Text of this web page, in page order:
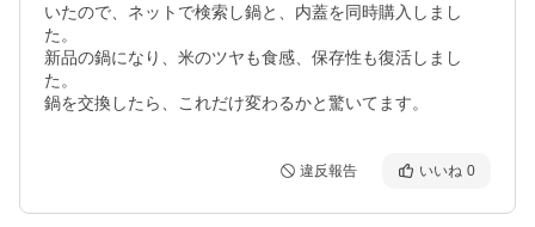
いたので、ネットで検索し鍋と、内蓋を同時購入しまし
た。
新品の鍋になり、米のツヤも食感、保存性も復活しまし
た。
鍋を交換したら、これだけ変わるかと驚いてます。
違反報告 いいね 0